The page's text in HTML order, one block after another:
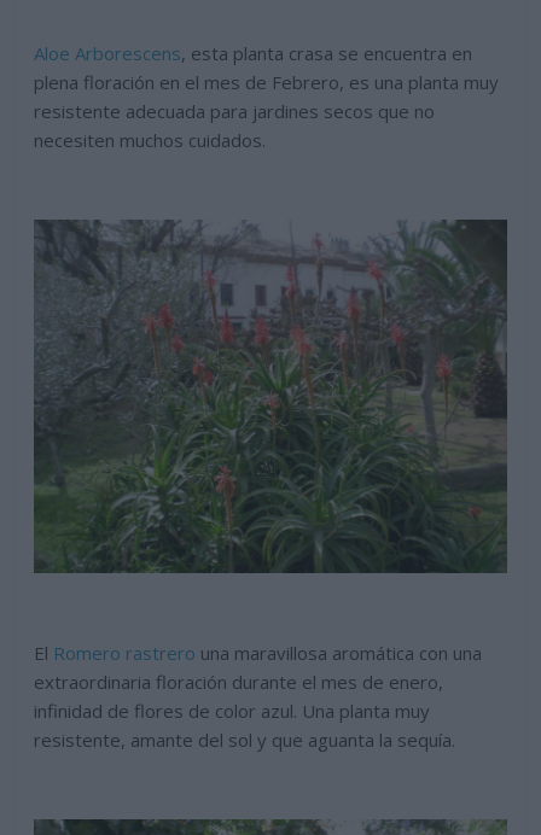
Aloe Arborescens, esta planta crasa se encuentra en
plena floración en el mes de Febrero, es una planta muy
resistente adecuada para jardines secos que no
necesiten muchos cuidados.
El Romero rastrero una maravillosa aromática con una
extraordinaria floración durante el mes de enero,
infinidad de flores de color azul. Una planta muy
resistente, amante del sol y que aguanta la sequía.